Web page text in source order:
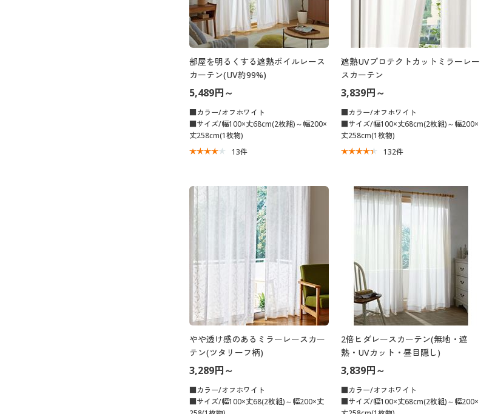
部屋を明るくする遮熱ボイルレース
カーテン(UV約99%)
5,489円～
■カラー/オフホワイト
■サイズ/幅100×丈68cm(2枚組)～幅200×
丈258cm(1枚物)
13件
遮熱UVプロテクトカットミラーレー
スカーテン
3,839円～
■カラー/オフホワイト
■サイズ/幅100×丈68cm(2枚組)～幅200×
丈258cm(1枚物)
132件
やや透け感のあるミラーレースカー
テン(ツタリーフ柄)
3,289円～
■カラー/オフホワイト
■サイズ/幅100×丈68(2枚組)～幅200×丈
2倍ヒダレースカーテン(無地・遮
熱・UVカット・昼目隠し)
3,839円～
■カラー/オフホワイト
■サイズ/幅100×丈68cm(2枚組)～幅200×